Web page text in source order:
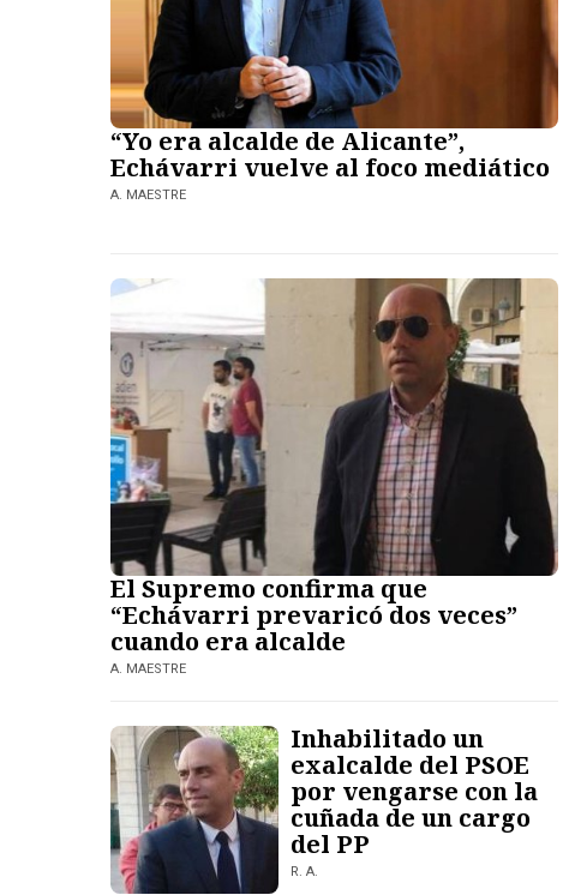
“Yo era alcalde de Alicante”,
Echávarri vuelve al foco mediático
A. MAESTRE
El Supremo confirma que
“Echávarri prevaricó dos veces”
cuando era alcalde
A. MAESTRE
Inhabilitado un
exalcalde del PSOE
por vengarse con la
cuñada de un cargo
del PP
R. A.